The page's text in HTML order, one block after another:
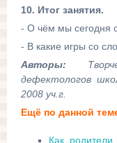
10. Итог занятия.
- О чём мы сегодня
- В какие игры со
Авторы:
дефектологов
2008 уч.г.
Ещё по данной
Как